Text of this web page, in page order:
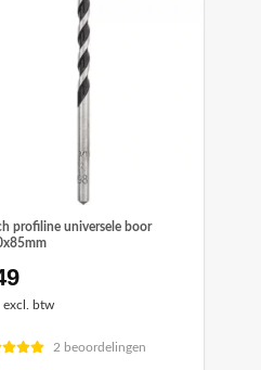
profiline universele boor
excl. btw
2 beoordelingen